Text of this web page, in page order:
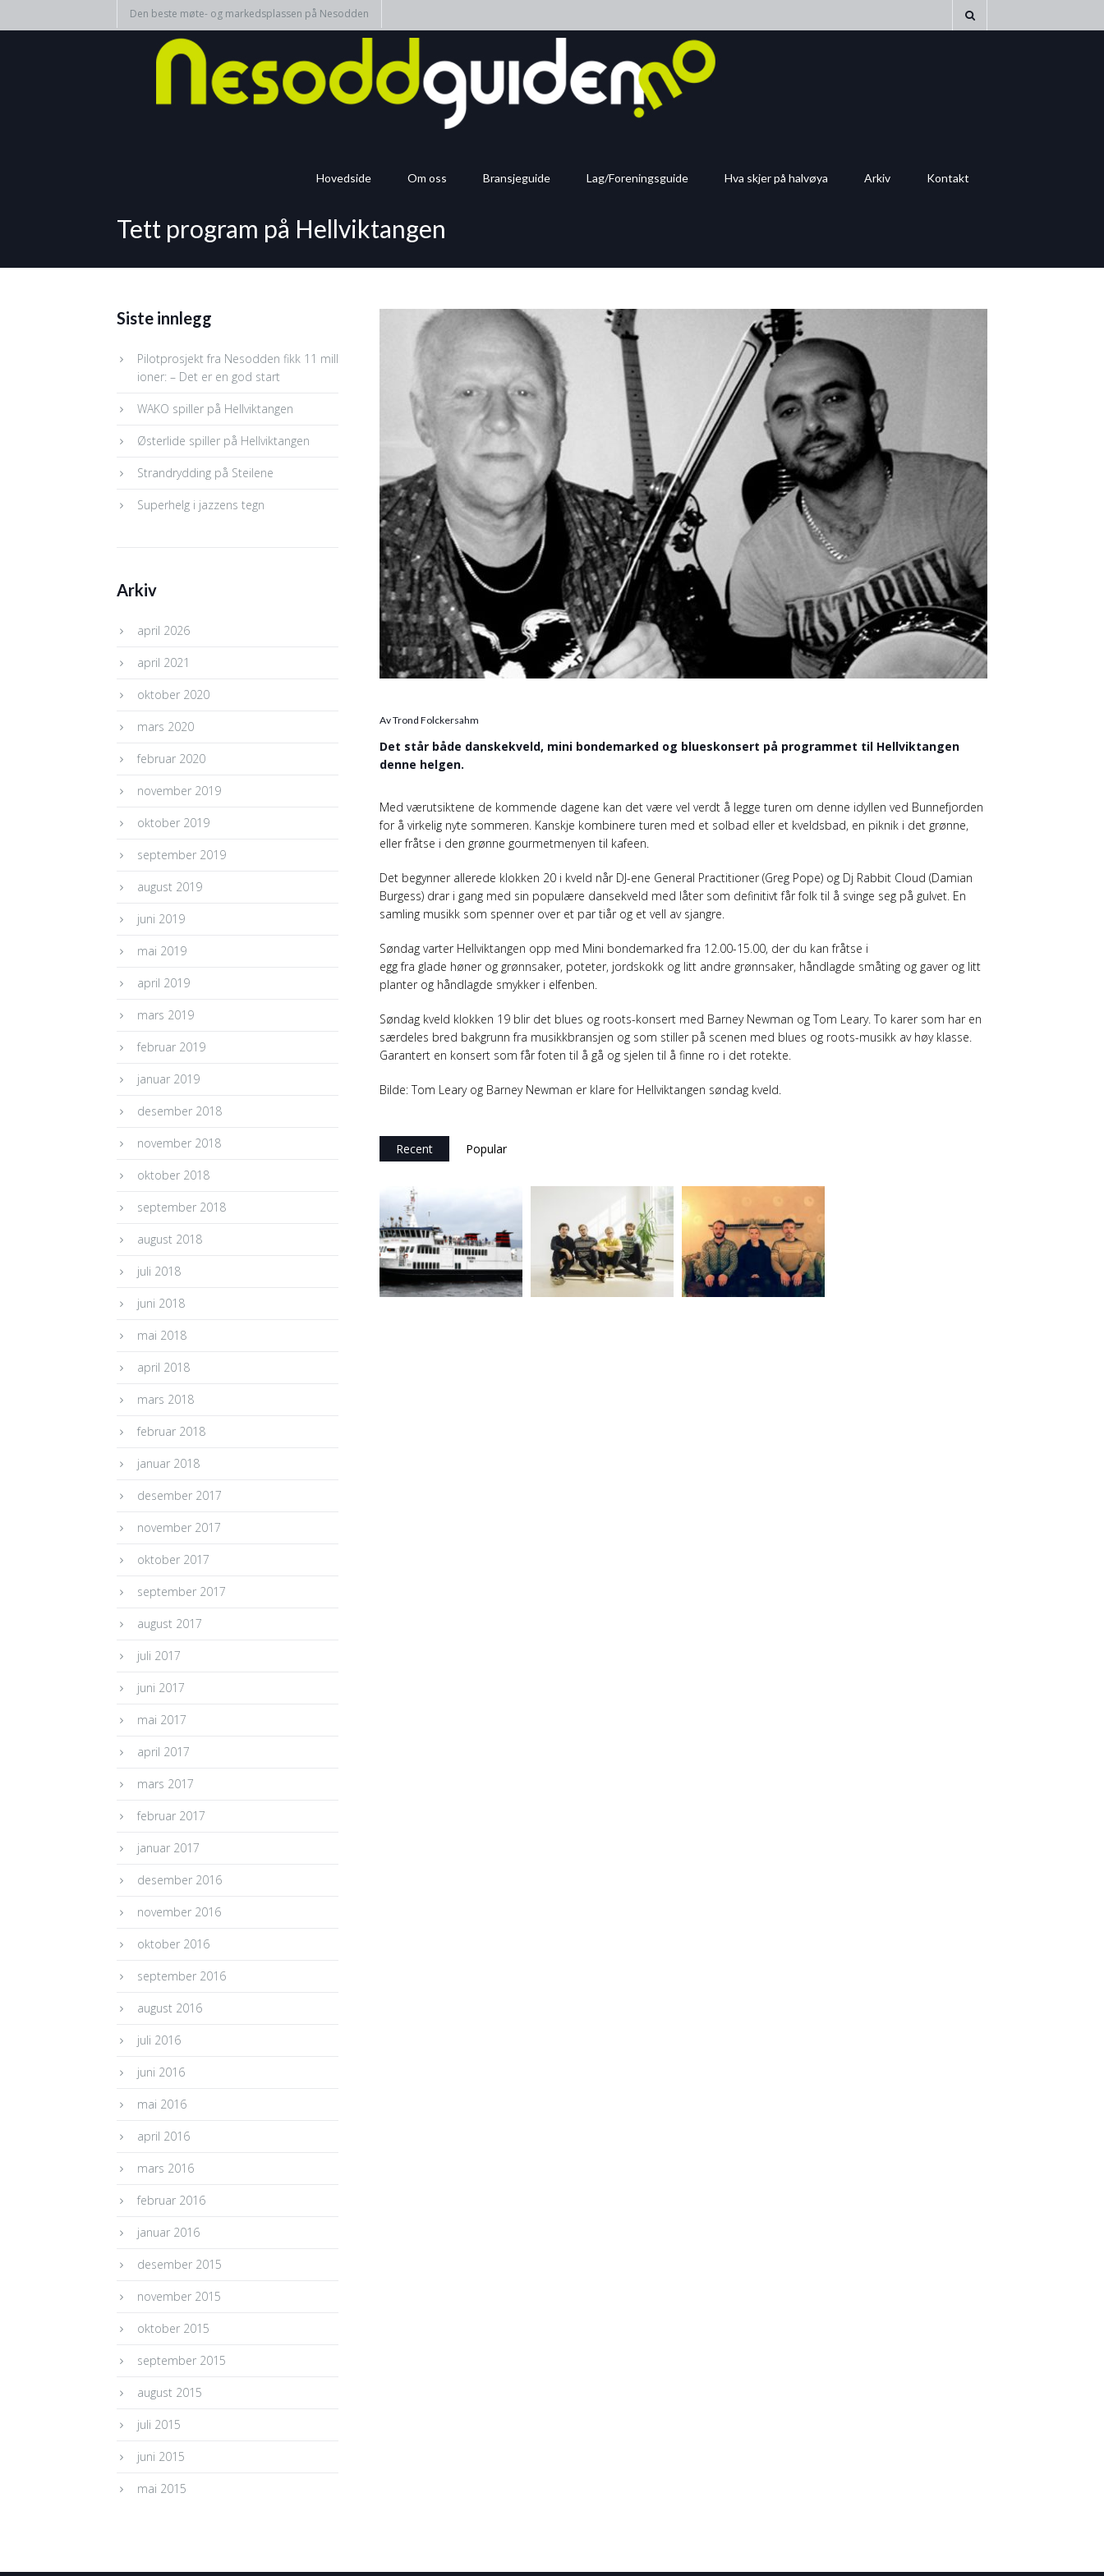
Den beste møte- og markedsplassen på Nesodden
Hovedside Om oss Bransjeguide Lag/Foreningsguide Hva skjer på halvøya Arkiv Kontakt
Tett program på Hellviktangen
Av Trond Folckersahm
Det står både danskekveld, mini bondemarked og blueskonsert på programmet til Hellviktangen
denne helgen.
Med værutsiktene de kommende dagene kan det være vel verdt å legge turen om denne idyllen ved Bunnefjorden
for å virkelig nyte sommeren. Kanskje kombinere turen med et solbad eller et kveldsbad, en piknik i det grønne,
eller fråtse i den grønne gourmetmenyen til kafeen.
Det begynner allerede klokken 20 i kveld når DJ-ene General Practitioner (Greg Pope) og Dj Rabbit Cloud (Damian
Burgess) drar i gang med sin populære dansekveld med låter som definitivt får folk til å svinge seg på gulvet. En
samling musikk som spenner over et par tiår og et vell av sjangre.
Søndag varter Hellviktangen opp med Mini bondemarked fra 12.00-15.00, der du kan fråtse i
egg fra glade høner og grønnsaker, poteter, jordskokk og litt andre grønnsaker, håndlagde småting og gaver og litt
planter og håndlagde smykker i elfenben.
Søndag kveld klokken 19 blir det blues og roots-konsert med Barney Newman og Tom Leary. To karer som har en
særdeles bred bakgrunn fra musikkbransjen og som stiller på scenen med blues og roots-musikk av høy klasse.
Garantert en konsert som får foten til å gå og sjelen til å finne ro i det rotekte.
Bilde: Tom Leary og Barney Newman er klare for Hellviktangen søndag kveld.
Recent Popular
Siste innlegg
Pilotprosjekt fra Nesodden fikk 11 mill
ioner: – Det er en god start
WAKO spiller på Hellviktangen
Østerlide spiller på Hellviktangen
Strandrydding på Steilene
Superhelg i jazzens tegn
Arkiv
april 2026
april 2021
oktober 2020
mars 2020
februar 2020
november 2019
oktober 2019
september 2019
august 2019
juni 2019
mai 2019
april 2019
mars 2019
februar 2019
januar 2019
desember 2018
november 2018
oktober 2018
september 2018
august 2018
juli 2018
juni 2018
mai 2018
april 2018
mars 2018
februar 2018
januar 2018
desember 2017
november 2017
oktober 2017
september 2017
august 2017
juli 2017
juni 2017
mai 2017
april 2017
mars 2017
februar 2017
januar 2017
desember 2016
november 2016
oktober 2016
september 2016
august 2016
juli 2016
juni 2016
mai 2016
april 2016
mars 2016
februar 2016
januar 2016
desember 2015
november 2015
oktober 2015
september 2015
august 2015
juli 2015
juni 2015
mai 2015